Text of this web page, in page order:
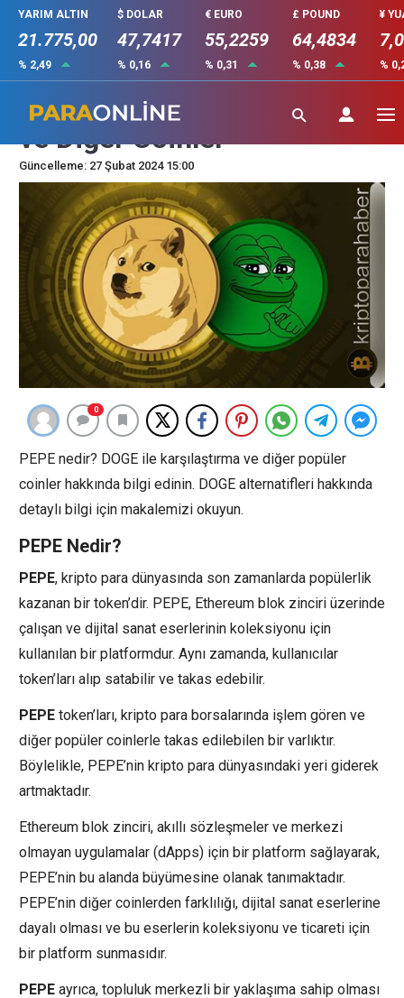
YARIM ALTIN
21.775,00
% 2,49
$ DOLAR
47,7417
% 0,16
€ EURO
55,2259
% 0,31
£ POUND
64,4834
% 0,38
¥
%
DOGE Alternatifleri: PEPE
ve Diğer Coinler
Güncelleme: 27 Şubat 2024 15:00
0
PEPE nedir? DOGE ile karşılaştırma ve diğer popüler
coinler hakkında bilgi edinin. DOGE alternatifleri hakkında
detaylı bilgi için makalemizi okuyun.
PEPE Nedir?
PEPE, kripto para dünyasında son zamanlarda popülerlik
kazanan bir token’dir. PEPE, Ethereum blok zinciri üzerinde
çalışan ve dijital sanat eserlerinin koleksiyonu için
kullanılan bir platformdur. Aynı zamanda, kullanıcılar
token’ları alıp satabilir ve takas edebilir.
PEPE token’ları, kripto para borsalarında işlem gören ve
diğer popüler coinlerle takas edilebilen bir varlıktır.
Böylelikle, PEPE’nin kripto para dünyasındaki yeri giderek
artmaktadır.
Ethereum blok zinciri, akıllı sözleşmeler ve merkezi
olmayan uygulamalar (dApps) için bir platform sağlayarak,
PEPE’nin bu alanda büyümesine olanak tanımaktadır.
PEPE’nin diğer coinlerden farklılığı, dijital sanat eserlerine
dayalı olması ve bu eserlerin koleksiyonu ve ticareti için
bir platform sunmasıdır.
PEPE ayrıca, topluluk merkezli bir yaklaşıma sahip olması